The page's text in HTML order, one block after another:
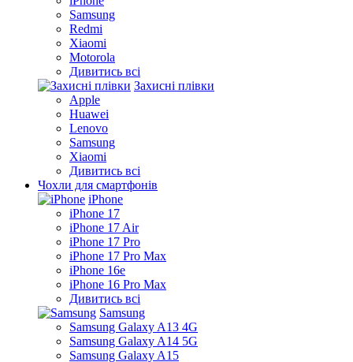
Samsung
Redmi
Xiaomi
Motorola
Дивитись всі
Захисні плівки
Apple
Huawei
Lenovo
Samsung
Xiaomi
Дивитись всі
Чохли для смартфонів
iPhone
iPhone 17
iPhone 17 Air
iPhone 17 Pro
iPhone 17 Pro Max
iPhone 16e
iPhone 16 Pro Max
Дивитись всі
Samsung
Samsung Galaxy A13 4G
Samsung Galaxy A14 5G
Samsung Galaxy A15